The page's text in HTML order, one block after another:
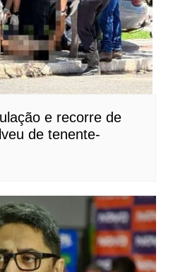
e recorre de
de tenente-